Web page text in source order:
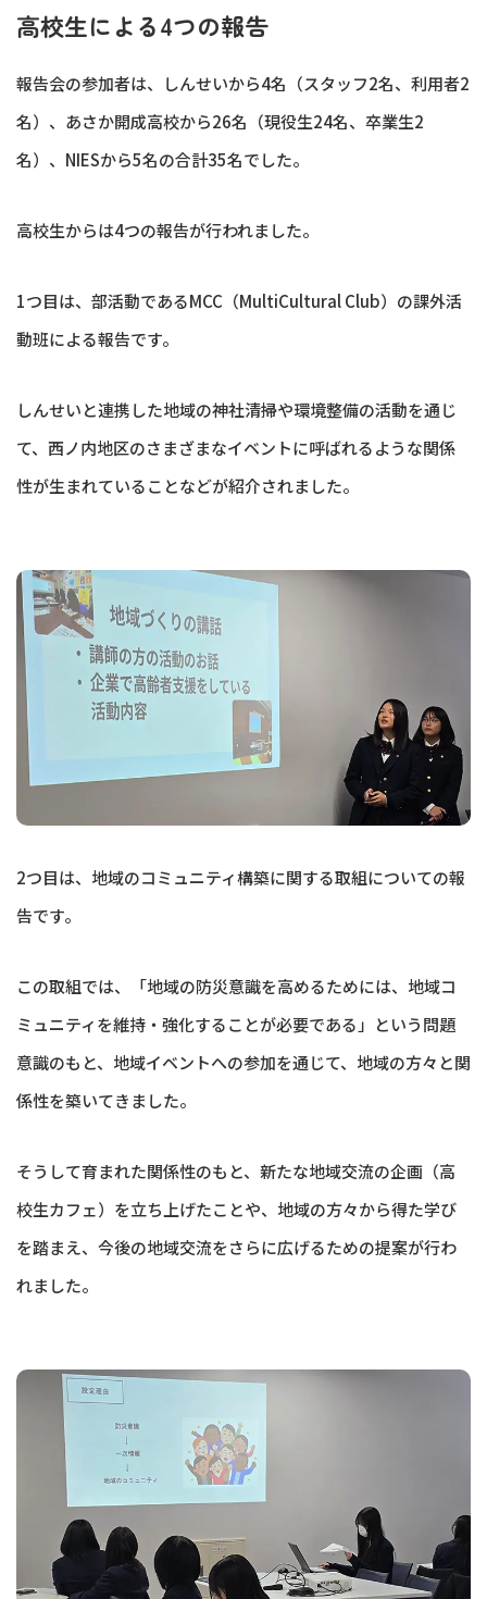
高校生による4つの報告
報告会の参加者は、しんせいから4名（スタッフ2名、利用者2
名）、あさか開成高校から26名（現役生24名、卒業生2
名）、NIESから5名の合計35名でした。
高校生からは4つの報告が行われました。
1つ目は、部活動であるMCC（MultiCultural Club）の課外活
動班による報告です。
しんせいと連携した地域の神社清掃や環境整備の活動を通じ
て、西ノ内地区のさまざまなイベントに呼ばれるような関係
性が生まれていることなどが紹介されました。
2つ目は、地域のコミュニティ構築に関する取組についての報
告です。
この取組では、「地域の防災意識を高めるためには、地域コ
ミュニティを維持・強化することが必要である」という問題
意識のもと、地域イベントへの参加を通じて、地域の方々と関
係性を築いてきました。
そうして育まれた関係性のもと、新たな地域交流の企画（高
校生カフェ）を立ち上げたことや、地域の方々から得た学び
を踏まえ、今後の地域交流をさらに広げるための提案が行わ
れました。